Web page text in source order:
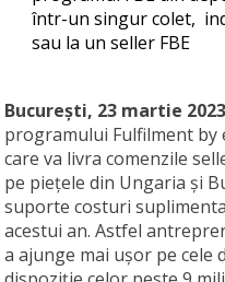
într-un singur colet,
sau la un seller FBE
București, 23 martie
programului Fulfilment by
care va livra comenzile
pe piețele din Ungaria și
suporte costuri
acestui an. Astfel
a ajunge mai ușor pe cele